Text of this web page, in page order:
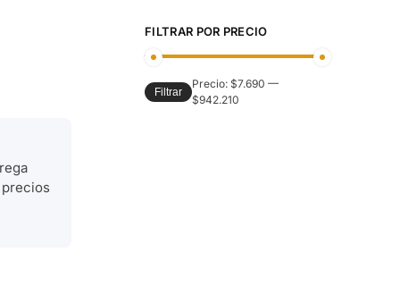
FILTRAR POR PRECIO
Filtrar
Precio: $7.690 —
$942.210